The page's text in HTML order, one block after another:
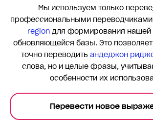
Мы используем только
профессиональными
region для формирования нашей
обновляющейся базы. Это
точно переводить андеджон
слова, но и целые фразы,
особенности их
Перевести новое